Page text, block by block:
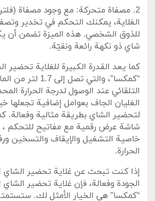
2. مصفاة متحركة: مع وجود مصفاة
الغلاية، يمكنك التحكم ‌في⁣ تخدير
للذوق الشخصي. هذه الميزة تضمن أن
شاي ذو نكهة⁢ رائعة ونقيّة.
كما يعد القدرة الكبيرة للغلاية تحضير
“كمكسا”،​ والتي تصل
التلقائي⁢ عند الوصول لدرجة الحرارة
الغليان الجاف بعوامل ​إضافية تجعلها
لتحضير الشاي​ بطريقة مثالية وفعالة.
شاشة عرض رقمية مع مفاتيح للتحكم⁢ ،
خاصية التشغيل⁣ والإيقاف والتسخين
الحرارة.
إذا كنت تبحث عن غلاية تحضير الشاي
الجودة وفعالة، فإن غلاية تحضير​
“كمكسا” هي الخيار ⁢الأمثل ​لك.